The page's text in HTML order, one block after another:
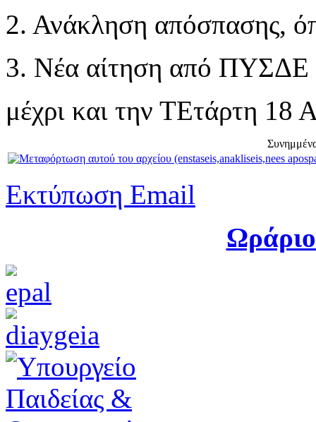
2. Ανάκληση απόσπασης,
3. Νέα αίτηση από
μέχρι και την ΤΕτάρτη 18
Εκτύπωση Email